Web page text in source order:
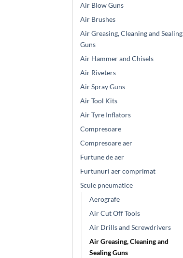
Air Blow Guns
Air Brushes
Air Greasing, Cleaning and Sealing
Guns
Air Hammer and Chisels
Air Riveters
Air Spray Guns
Air Tool Kits
Air Tyre Inflators
Compresoare
Compresoare aer
Furtune de aer
Furtunuri aer comprimat
Scule pneumatice
Aerografe
Air Cut Off Tools
Air Drills and Screwdrivers
Air Greasing, Cleaning and
Sealing Guns